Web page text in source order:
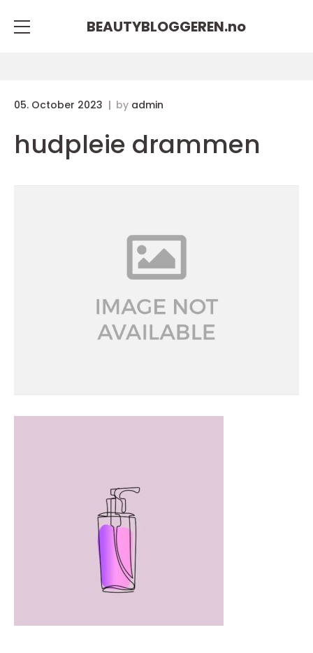
BEAUTYBLOGGEREN.no
05. October 2023 by admin
hudpleie drammen